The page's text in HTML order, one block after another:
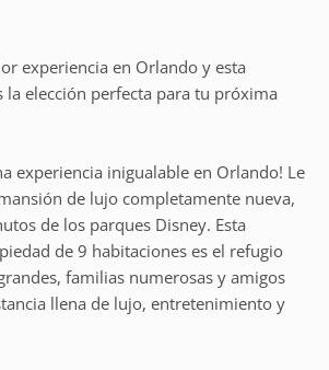
experiencia en Orlando y esta
la elección perfecta para tu próxima
experiencia inigualable en Orlando! Le
de lujo completamente nueva,
de los parques Disney. Esta
de 9 habitaciones es el refugio
familias numerosas y amigos
llena de lujo, entretenimiento y